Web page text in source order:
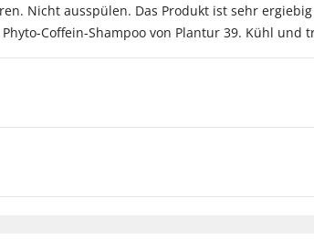
Nicht ausspülen. Das Produkt ist sehr
Coffein-Shampoo von Plantur 39. Kühl